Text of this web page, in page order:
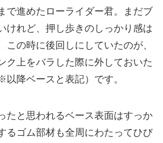
で進めたローライダー君。まだブ
けれど、押し歩きのしっかり感は
この時に後回しにしていたのが、
ク上をバラした際に外しておいた
降ベースと表記）です。
たと思われるベース表面はすっか
るゴム部材も全周にわたってひび